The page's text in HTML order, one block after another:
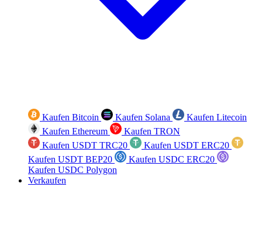
Kaufen Bitcoin Kaufen Solana
Kaufen Litecoin
Kaufen Ethereum
Kaufen TRON
Kaufen USDT TRC20
Kaufen USDT ERC20
Kaufen USDT BEP20
Kaufen USDC ERC20
Kaufen USDC Polygon
Verkaufen